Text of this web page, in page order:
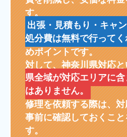
す。
出張・見積もり・キャ
処分費は無料で行って
めポイントです。
対して、神奈川県対応と
県全域が対応エリアに
はありません。
修理を依頼する際は、
事前に確認しておくこ
す。